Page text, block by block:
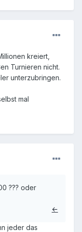
kreiert,
Turnieren nicht.
unterzubringen.
mal
??? oder
←
jeder das